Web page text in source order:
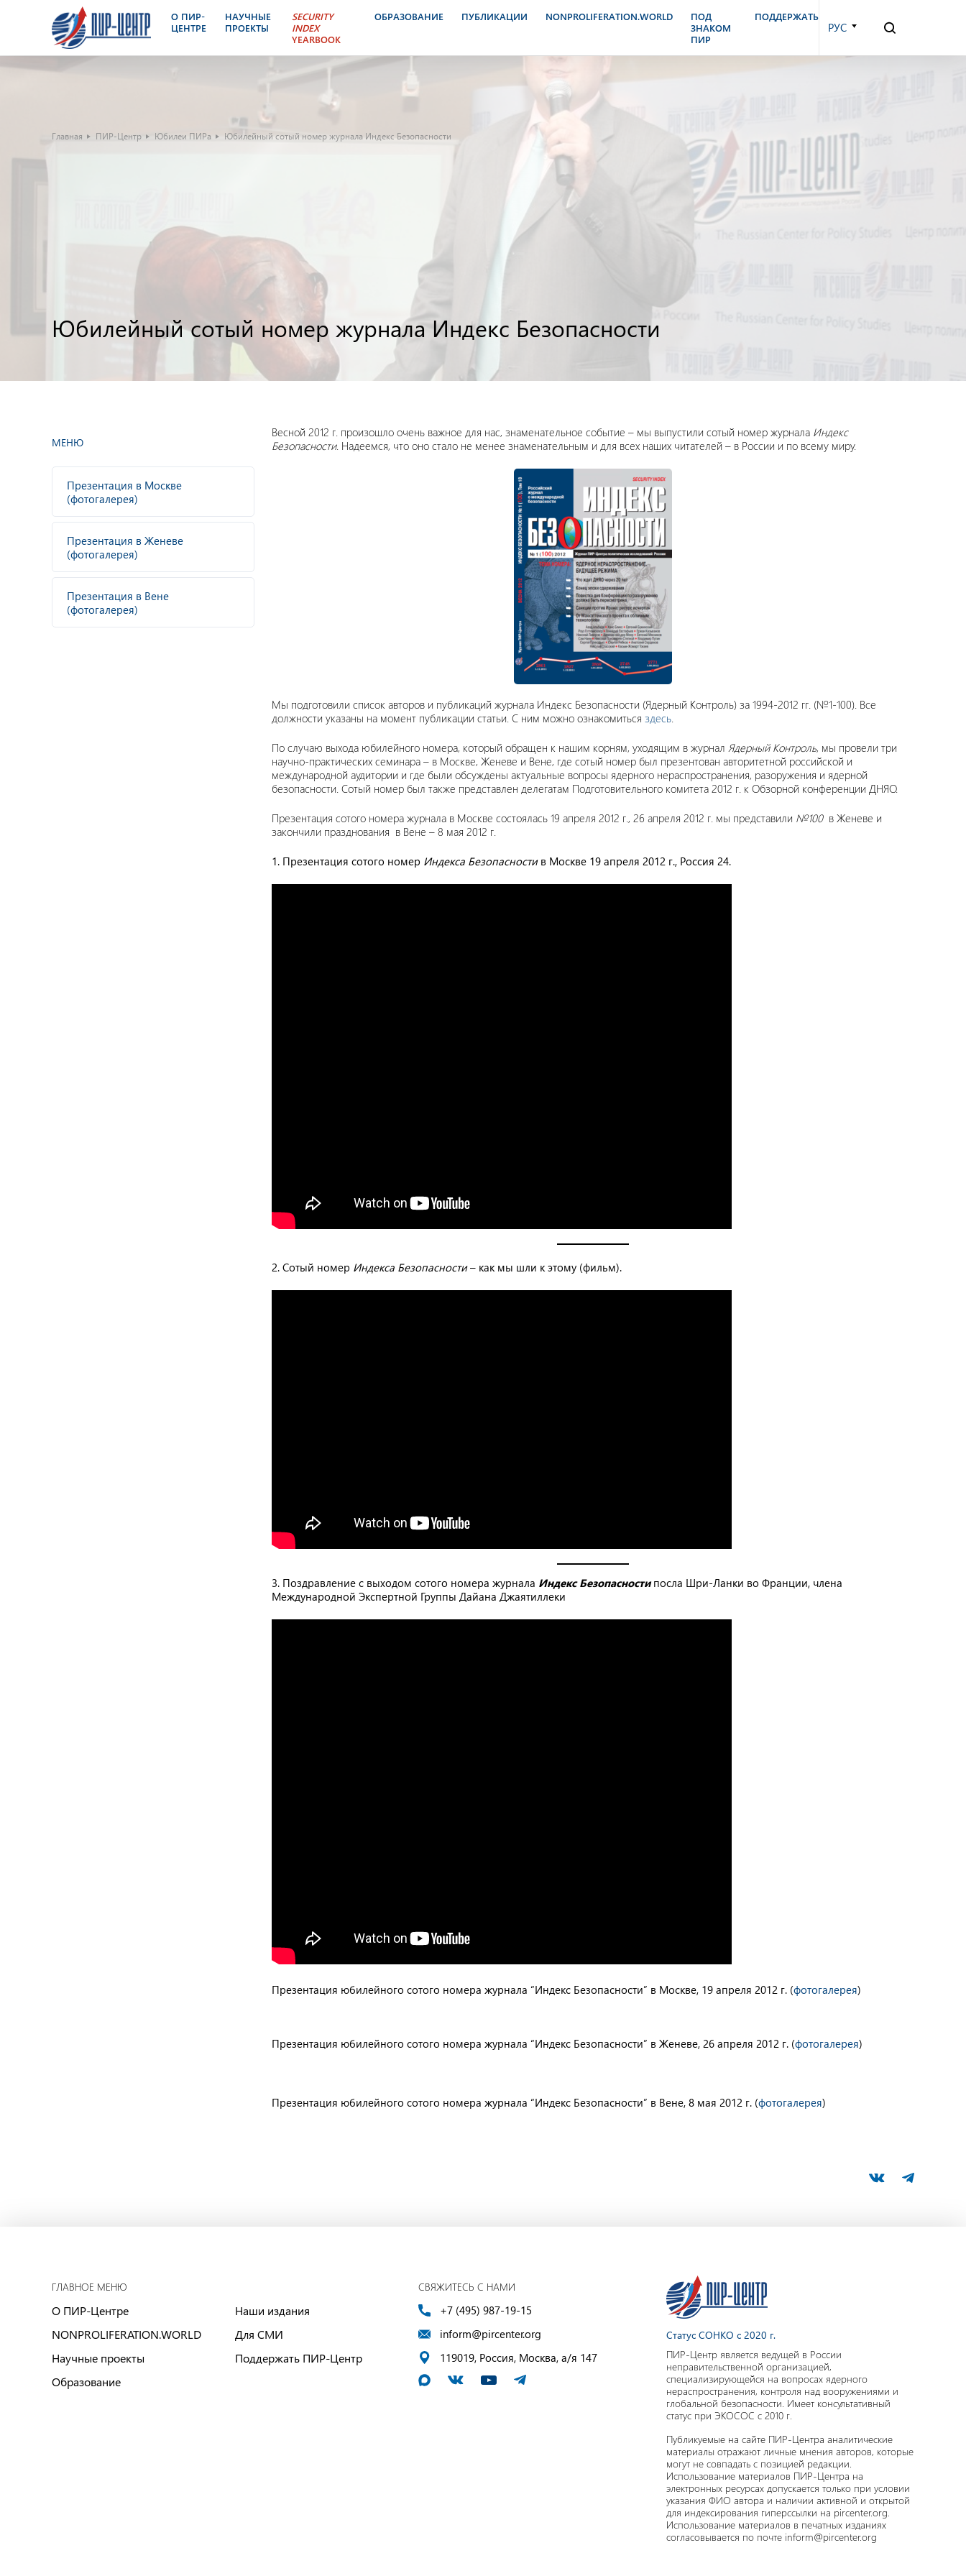
О ПИР-
ЦЕНТРЕ
НАУЧНЫЕ
ПРОЕКТЫ
SECURITY
INDEX
YEARBOOK
ОБРАЗОВАНИЕ ПУБЛИКАЦИИ NONPROLIFERATION.WORLD
ПОД
ЗНАКОМ
ПИР
ПОДДЕРЖАТЬ
РУС
Главная ПИР-Центр Юбилеи ПИРа Юбилейный сотый номер журнала Индекс Безопасности
Юбилейный сотый номер журнала Индекс Безопасности
МЕНЮ
Презентация в Москве
(фотогалерея)
Презентация в Женеве
(фотогалерея)
Презентация в Вене
(фотогалерея)
Весной 2012 г. произошло очень важное для нас, знаменательное событие – мы выпустили сотый номер журнала Индекс
Безопасности. Надеемся, что оно стало не менее знаменательным и для всех наших читателей – в России и по всему миру.
Мы подготовили список авторов и публикаций журнала Индекс Безопасности (Ядерный Контроль) за 1994-2012 гг. (№1-100). Все
должности указаны на момент публикации статьи. С ним можно ознакомиться здесь.
По случаю выхода юбилейного номера, который обращен к нашим корням, уходящим в журнал Ядерный Контроль, мы провели три
научно-практических семинара – в Москве, Женеве и Вене, где сотый номер был презентован авторитетной российской и
международной аудитории и где были обсуждены актуальные вопросы ядерного нераспространения, разоружения и ядерной
безопасности. Сотый номер был также представлен делегатам Подготовительного комитета 2012 г. к Обзорной конференции ДНЯО.
Презентация сотого номера журнала в Москве состоялась 19 апреля 2012 г., 26 апреля 2012 г. мы представили №100в Женеве и
закончили празднования в Вене – 8 мая 2012 г.
1. Презентация сотого номер Индекса Безопасности в Москве 19 апреля 2012 г., Россия 24.
2. Сотый номер Индекса Безопасности– как мы шли к этому (фильм).
3. Поздравление с выходом сотого номера журнала Индекс Безопасности посла Шри-Ланки во Франции, члена
Международной Экспертной Группы Дайана Джаятиллеки
Презентация юбилейного сотого номера журнала “Индекс Безопасности” в Москве, 19 апреля 2012 г. (фотогалерея)
Презентация юбилейного сотого номера журнала “Индекс Безопасности” в Женеве, 26 апреля 2012 г. (фотогалерея)
Презентация юбилейного сотого номера журнала “Индекс Безопасности” в Вене, 8 мая 2012 г. (фотогалерея)
ГЛАВНОЕ МЕНЮ
О ПИР-Центре
NONPROLIFERATION.WORLD
Научные проекты
Образование
Наши издания
Для СМИ
Поддержать ПИР-Центр
СВЯЖИТЕСЬ С НАМИ
+7 (495) 987-19-15
inform@pircenter.org
119019, Россия, Москва, а/я 147
Статус СОНКО с 2020 г.
ПИР-Центр является ведущей в России
неправительственной организацией,
специализирующейся на вопросах ядерного
нераспространения, контроля над вооружениями и
глобальной безопасности. Имеет консультативный
статус при ЭКОСОС с 2010 г.
Публикуемые на сайте ПИР-Центра аналитические
материалы отражают личные мнения авторов, которые
могут не совпадать с позицией редакции.
Использование материалов ПИР-Центра на
электронных ресурсах допускается только при условии
указания ФИО автора и наличии активной и открытой
для индексирования гиперссылки на pircenter.org.
Использование материалов в печатных изданиях
согласовывается по почте inform@pircenter.org